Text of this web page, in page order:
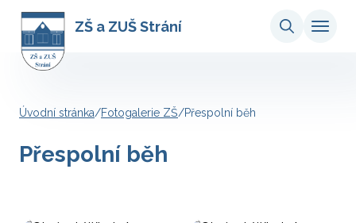
ZŠ a ZUŠ Strání
Úvodní stránka/Fotogalerie ZŠ/Přespolní běh
Přespolní běh